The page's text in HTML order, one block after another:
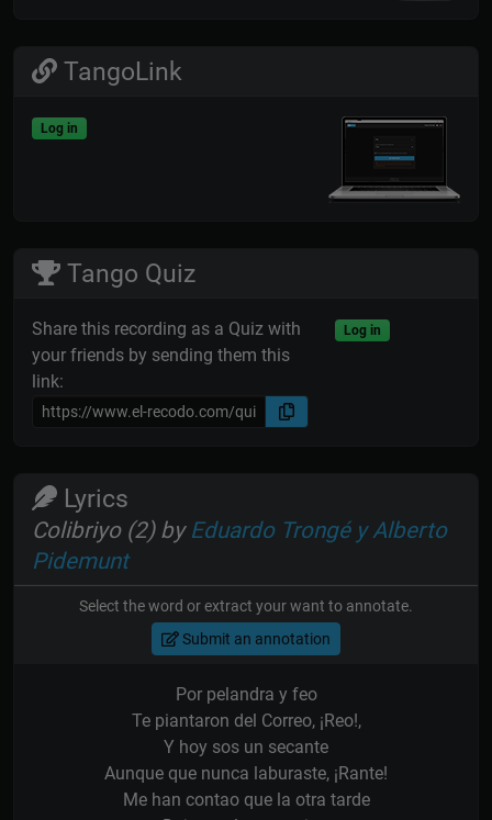
TangoLink
Log in
Tango Quiz
Share this recording as a Quiz with
your friends by sending them this
link:
Log in
Lyrics
Colibriyo (2) by Eduardo Trongé y Alberto
Pidemunt
Select the word or extract your want to annotate.
Submit an annotation
Por pelandra y feo
Te piantaron del Correo, ¡Reo!,
Y hoy sos un secante
Aunque que nunca laburaste, ¡Rante!
Me han contao que la otra tarde